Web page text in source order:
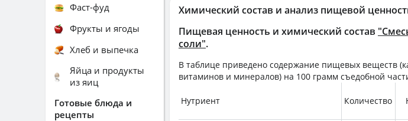
Химический состав и анализ пищевой
Пищевая ценность и химический состав
соли".
В таблице приведено содержание пищевых веществ
витаминов и минералов) на 100 грамм съедобной
Нутриент Количество
Фаст-фуд
Фрукты и ягоды
Хлеб и выпечка
Яйца и продукты
из яиц
Готовые блюда и
рецепты